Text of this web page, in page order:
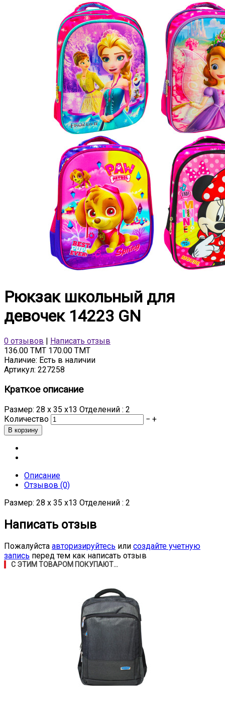
Рюкзак школьный для
девочек 14223 GN
0 отзывов
Написать отзыв
136.00 TMT 170.00 TMT
Наличие: Есть в наличии
Артикул: 227258
Краткое описание
Размер: 28 х 35 х13 Отделений : 2
Количество
− +
Описание
Отзывов (0)
Размер: 28 х 35 х13 Отделений : 2
Написать отзыв
Пожалуйста авторизируйтесь или создайте учетную
запись перед тем как написать отзыв
С ЭТИМ ТОВАРОМ ПОКУПАЮТ...